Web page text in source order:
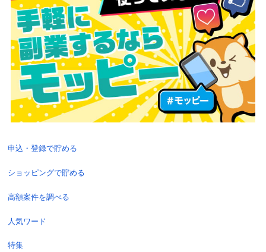
申込・登録で貯める
ショッピングで貯める
高額案件を調べる
人気ワード
特集